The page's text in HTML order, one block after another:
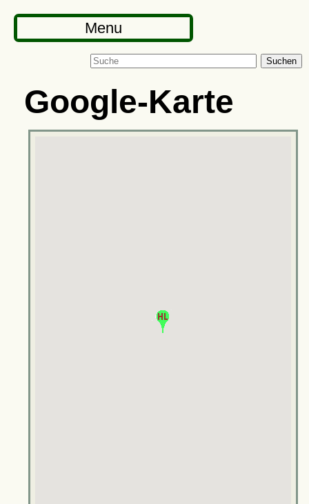
Menu
Suchen
Google-Karte